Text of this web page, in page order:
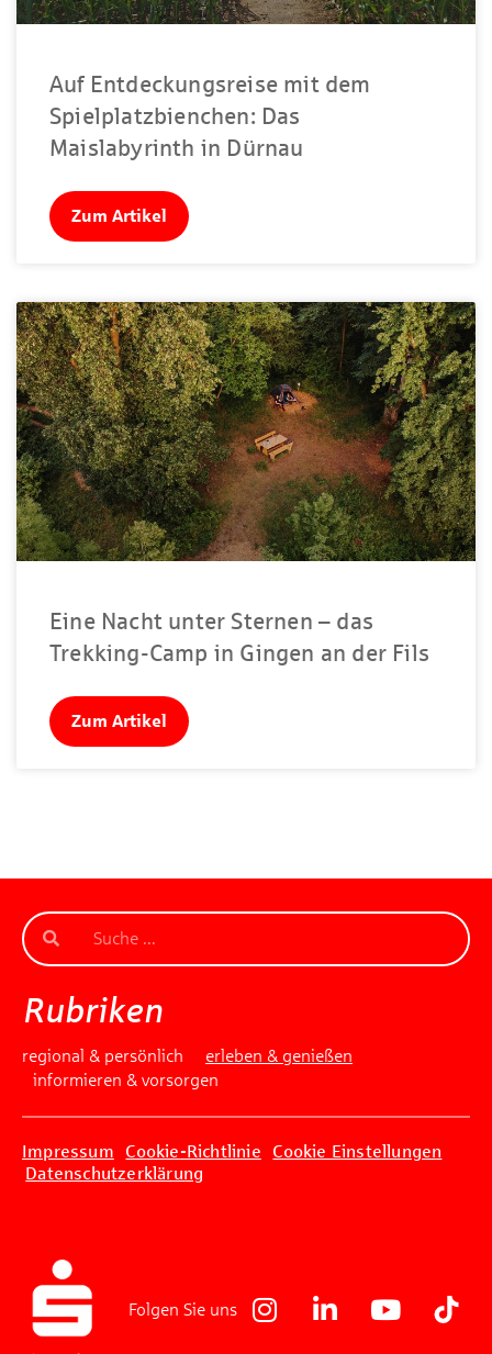
Auf Entdeckungsreise mit dem
Spielplatzbienchen: Das
Maislabyrinth in Dürnau
Zum Artikel
Eine Nacht unter Sternen – das
Trekking-Camp in Gingen an der Fils
Zum Artikel
Rubriken
regional & persönlich
erleben & genießen
informieren & vorsorgen
Impressum Cookie-Richtlinie
Cookie Einstellungen
Datenschutzerklärung
Folgen Sie uns